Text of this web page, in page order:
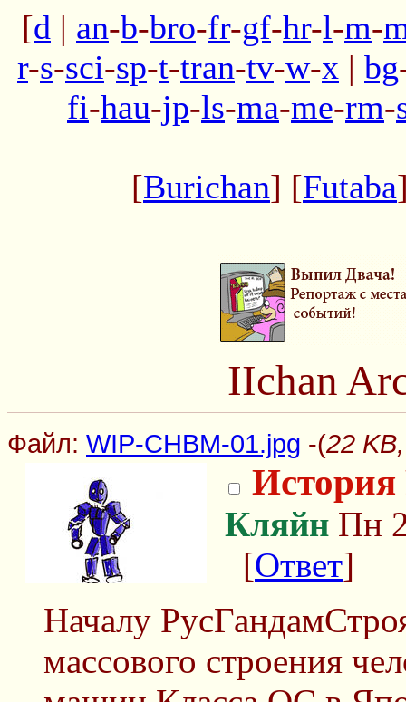
[d | an-b-bro-fr-gf-hr-l-m-
r-s-sci-sp-t-tran-tv-w-x | bg
fi-hau-jp-ls-ma-me-rm-
[Burichan] [Futaba
IIchan
Файл: WIP-CHBM-01.jpg -(22
История
Кляйн Пн
[Ответ]
Началу
массового строения